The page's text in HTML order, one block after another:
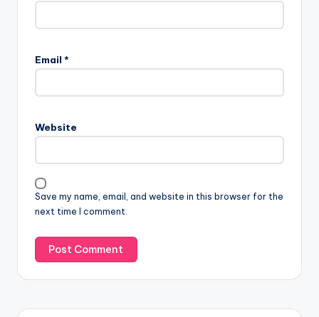
Email *
Website
Save my name, email, and website in this browser for the
next time I comment.